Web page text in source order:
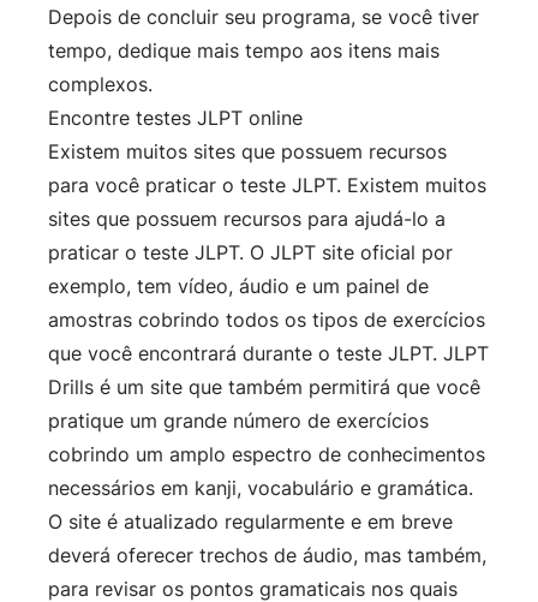
Depois de concluir seu programa, se você tiver
tempo, dedique mais tempo aos itens mais
complexos.
Encontre testes JLPT online
Existem muitos sites que possuem recursos
para você praticar o teste JLPT. Existem muitos
sites que possuem recursos para ajudá-lo a
praticar o teste JLPT. O JLPT site oficial por
exemplo, tem vídeo, áudio e um painel de
amostras cobrindo todos os tipos de exercícios
que você encontrará durante o teste JLPT. JLPT
Drills é um site que também permitirá que você
pratique um grande número de exercícios
cobrindo um amplo espectro de conhecimentos
necessários em kanji, vocabulário e gramática.
O site é atualizado regularmente e em breve
deverá oferecer trechos de áudio, mas também,
para revisar os pontos gramaticais nos quais